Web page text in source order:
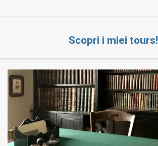
Scopri i miei tours!